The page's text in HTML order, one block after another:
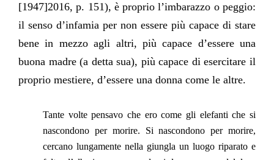
[1947]2016, p. 151), è proprio l’imbarazzo o peggio:
il senso d’infamia per non essere più capace di stare
bene in mezzo agli altri, più capace d’essere una
buona madre (a detta sua), più capace di esercitare il
proprio mestiere, d’essere una donna come le altre.
Tante volte pensavo che ero come gli elefanti che si
nascondono per morire. Si nascondono per morire,
cercano lungamente nella giungla un luogo riparato e